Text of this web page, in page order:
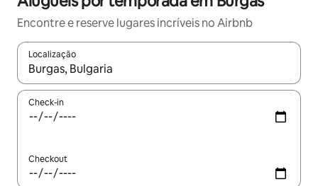
Encontre e reserve lugares incríveis no Airbnb
Localização
Quando os resultados estiverem disponíveis, explore-os
Check-in
Checkout